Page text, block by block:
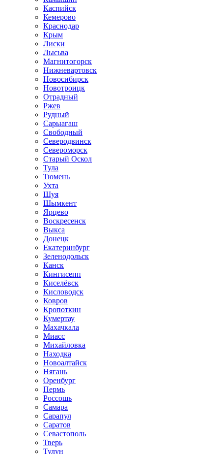
Каспийск
Кемерово
Краснодар
Крым
Лиски
Лысьва
Магнитогорск
Нижневартовск
Новосибирск
Новотроицк
Отрадный
Ржев
Рудный
Сарыагаш
Свободный
Северодвинск
Североморск
Старый Оскол
Тула
Тюмень
Ухта
Шуя
Шымкент
Ярцево
Воскресенск
Выкса
Донецк
Екатеринбург
Зеленодольск
Канск
Кингисепп
Киселёвск
Кисловодск
Ковров
Кропоткин
Кумертау
Махачкала
Миасс
Михайловка
Находка
Новоалтайск
Нягань
Оренбург
Пермь
Россошь
Самара
Сарапул
Саратов
Севастополь
Тверь
Тулун